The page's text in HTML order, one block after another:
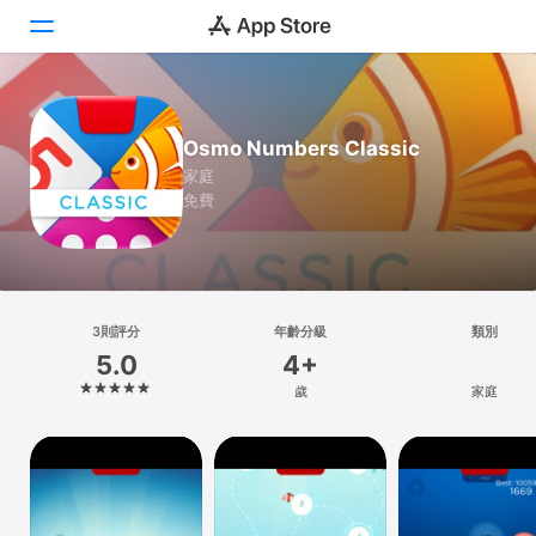
Today
遊戲
App
Arcade
搜尋
iPhone
iPad
Mac
Vision
Osmo Numbers Classic
家庭
免費
3則評分
5.0
年齡分級
4+
歲
類別
家庭